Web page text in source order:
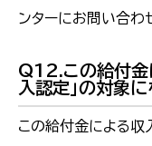
ンターにお問い合わ
Q12.この給付金
入認定」の対象に
この給付金による収